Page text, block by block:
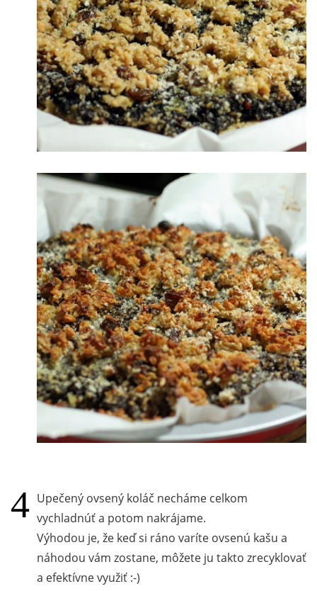
Upečený ovsený koláč necháme celkom
vychladnúť a potom nakrájame.
Výhodou je, že keď si ráno varíte ovsenú kašu a
náhodou vám zostane, môžete ju takto zrecyklovať
a efektívne využiť :-)